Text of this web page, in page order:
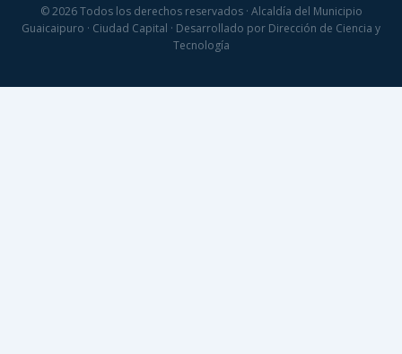
© 2026 Todos los derechos reservados · Alcaldía del Municipio
Guaicaipuro · Ciudad Capital · Desarrollado por Dirección de Ciencia y
Tecnología